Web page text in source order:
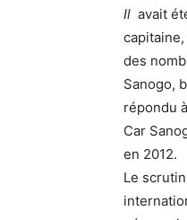
Il avait
des
Sanogo,
répondu
Car
en 2012.
Le